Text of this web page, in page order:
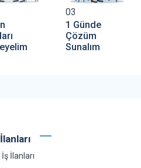
03
1 Günde
Çözüm
Sunalım
İlanları